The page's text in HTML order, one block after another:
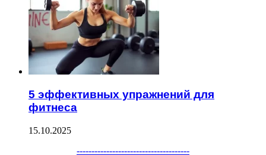
5 эффективных упражнений для
фитнеса
15.10.2025
--------------------------------------